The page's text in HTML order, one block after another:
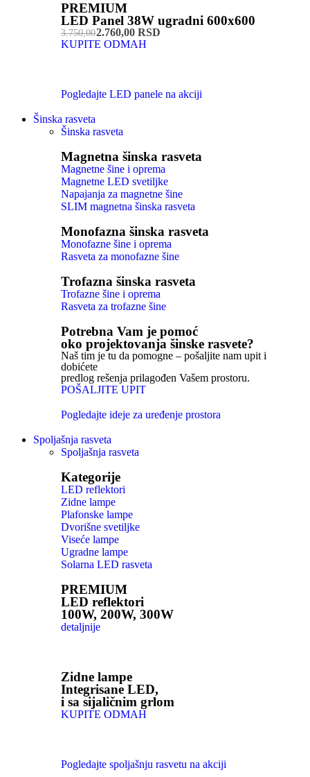
PREMIUM
LED Panel 38W ugradni 600x600
3.750,002.760,00 RSD
KUPITE ODMAH
Pogledajte LED panele na akciji
Šinska rasveta
Šinska rasveta
Magnetna šinska rasveta
Magnetne šine i oprema
Magnetne LED svetiljke
Napajanja za magnetne šine
SLIM magnetna šinska rasveta
Monofazna šinska rasveta
Monofazne šine i oprema
Rasveta za monofazne šine
Trofazna šinska rasveta
Trofazne šine i oprema
Rasveta za trofazne šine
Potrebna Vam je pomoć
oko projektovanja šinske rasvete?
Naš tim je tu da pomogne – pošaljite nam upit i
dobićete
predlog rešenja prilagođen Vašem prostoru.
POŠALJITE UPIT
Pogledajte ideje za uređenje prostora
Spoljašnja rasveta
Spoljašnja rasveta
Kategorije
LED reflektori
Zidne lampe
Plafonske lampe
Dvorišne svetiljke
Viseće lampe
Ugradne lampe
Solarna LED rasveta
PREMIUM
LED reflektori
100W, 200W, 300W
detaljnije
Zidne lampe
Integrisane LED,
i sa sijaličnim grlom
KUPITE ODMAH
Pogledajte spoljašnju rasvetu na akciji